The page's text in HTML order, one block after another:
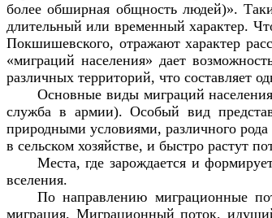
более обширная общность людей)».
длительный или временный характер.
Покшишевского, отражают характер
«миграций населения» дает
различных территорий, что составляет
Основные виды миграций населения
служба в армии). Особый вид
природными условиями, различного
в сельском хозяйстве, и быстро растут
Места, где зарождается и
вселения.
По направлению миграционные
миграция. Миграционный поток,